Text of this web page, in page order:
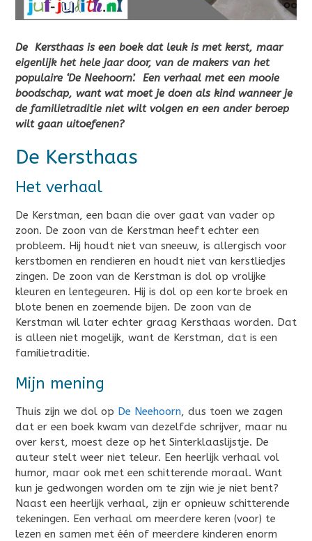
De Kersthaas is een boek dat leuk is met kerst, maar
eigenlijk het hele jaar door, van de makers van het
populaire ‘De Neehoorn’. Een verhaal met een mooie
boodschap, want wat moet je doen als kind wanneer je
de familietraditie niet wilt volgen en een ander beroep
wilt gaan uitoefenen?
De Kersthaas
Het verhaal
De Kerstman, een baan die over gaat van vader op
zoon. De zoon van de Kerstman heeft echter een
probleem. Hij houdt niet van sneeuw, is allergisch voor
kerstbomen en rendieren en houdt niet van kerstliedjes
zingen. De zoon van de Kerstman is dol op vrolijke
kleuren en lentegeuren. Hij is dol op een korte broek en
blote benen en zoemende bijen. De zoon van de
Kerstman wil later echter graag Kersthaas worden. Dat
is alleen niet mogelijk, want de Kerstman, dat is een
familietraditie.
Mijn mening
Thuis zijn we dol op De Neehoorn, dus toen we zagen
dat er een boek kwam van dezelfde schrijver, maar nu
over kerst, moest deze op het Sinterklaaslijstje. De
auteur stelt weer niet teleur. Een heerlijk verhaal vol
humor, maar ook met een schitterende moraal. Want
kun je gedwongen worden om te zijn wie je niet bent?
Naast een heerlijk verhaal, zijn er opnieuw schitterende
tekeningen. Een verhaal om meerdere keren (voor) te
lezen en samen met één of meerdere kinderen enorm